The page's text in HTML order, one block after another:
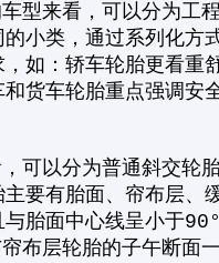
来看，可以分为工
小类，通过系列化方
如：轿车轮胎更看重
货车轮胎重点强调安
以分为普通斜交轮
要有胎面、帘布层、
胎面中心线呈小于
布层轮胎的子午断面